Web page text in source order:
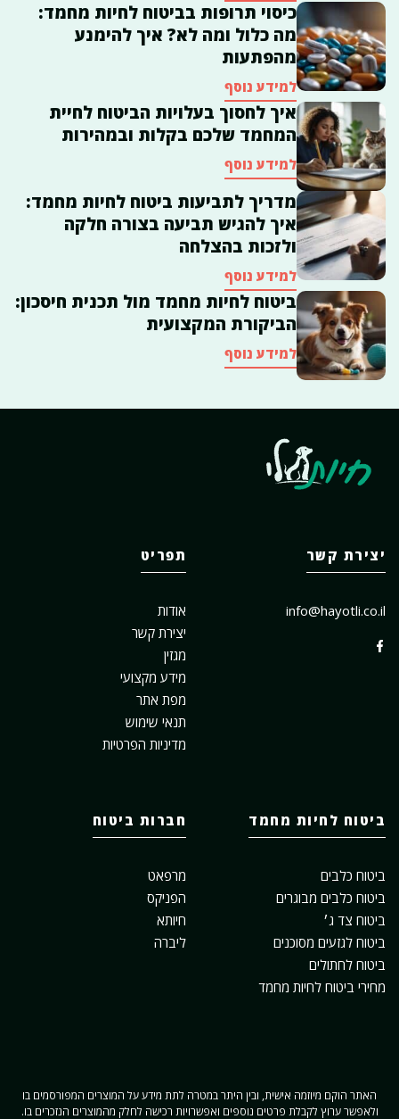
כיסוי תרופות בביטוח לחיות מחמד:
מה כלול ומה לא? איך להימנע
מהפתעות
למידע נוסף
איך לחסוך בעלויות הביטוח לחיית
המחמד שלכם בקלות ובמהירות
למידע נוסף
מדריך לתביעות ביטוח לחיות מחמד:
איך להגיש תביעה בצורה חלקה
ולזכות בהצלחה
למידע נוסף
ביטוח לחיות מחמד מול תכנית חיסכון:
הביקורת המקצועית
למידע נוסף
יצירת קשר
info@hayotli.co.il
תפריט
אודות
יצירת קשר
מגזין
מידע מקצועי
מפת אתר
תנאי שימוש
מדיניות הפרטיות
ביטוח לחיות מחמד
ביטוח כלבים
ביטוח כלבים מבוגרים
ביטוח צד ג׳
ביטוח לגזעים מסוכנים
ביטוח לחתולים
מחירי ביטוח לחיות מחמד
חברות ביטוח
מרפאט
הפניקס
חיותא
ליברה
האתר הוקם מיוזמה אישית, ובין היתר במטרה לתת מידע על המוצרים המפורסמים בו
ולאפשר ערוץ לקבלת פרטים נוספים ואפשרויות רכישה לחלק מהמוצרים הנזכרים בו.